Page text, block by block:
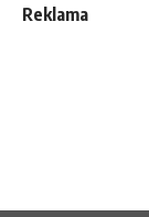
Reklama